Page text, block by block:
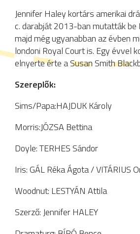
Jennifer Haley kortárs amerikai
c. darabját 2013-ban mutatták be
majd még ugyanabban az évben
londoni Royal Court is. Egy évvel
elnyerte érte a Susan Smith
Szereplők:
Sims/Papa:HAJDUK Károly
Morris:JÓZSA Bettina
Doyle: TERHES Sándor
Iris: GÁL Réka Ágota / VITÁRIUS
Woodnut: LESTYÁN Attila
Szerző: Jennifer HALEY